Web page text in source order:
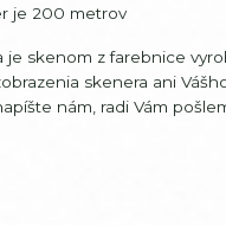
je 200 metrov
je skenom z farebnice
skenera ani
nám, radi Vám